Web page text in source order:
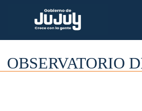
OBSERVATORIO